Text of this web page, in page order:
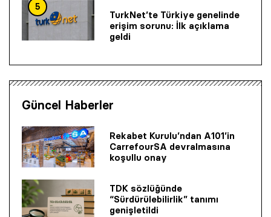
5
TurkNet’te Türkiye genelinde
erişim sorunu: İlk açıklama
geldi
Güncel Haberler
Rekabet Kurulu’ndan A101’in
CarrefourSA devralmasına
koşullu onay
TDK sözlüğünde
“Sürdürülebilirlik” tanımı
genişletildi